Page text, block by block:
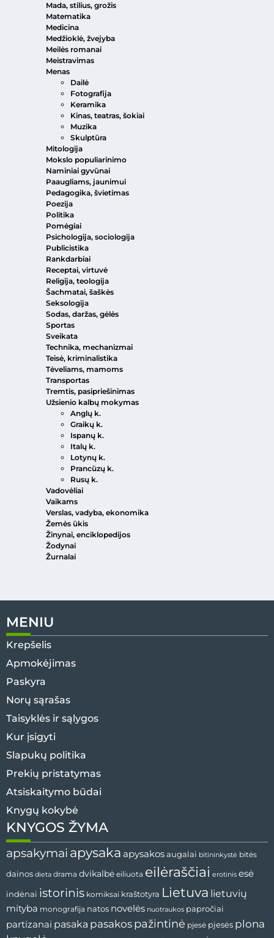
Mada, stilius, grožis
Matematika
Medicina
Medžioklė, žvejyba
Meilės romanai
Meistravimas
Menas
Dailė
Fotografija
Keramika
Kinas, teatras, šokiai
Muzika
Skulptūra
Mitologija
Mokslo populiarinimo
Naminiai gyvūnai
Paaugliams, jaunimui
Pedagogika, švietimas
Poezija
Politika
Pomėgiai
Psichologija, sociologija
Publicistika
Rankdarbiai
Receptai, virtuvė
Religija, teologija
Šachmatai, šaškės
Seksologija
Sodas, daržas, gėlės
Sportas
Sveikata
Technika, mechanizmai
Teisė, kriminalistika
Tėveliams, mamoms
Transportas
Tremtis, pasipriešinimas
Užsienio kalbų mokymas
Anglų k.
Graikų k.
Ispanų k.
Italų k.
Lotynų k.
Prancūzų k.
Rusų k.
Vadovėliai
Vaikams
Verslas, vadyba, ekonomika
Žemės ūkis
Žinynai, enciklopedijos
Žodynai
Žurnalai
MENIU
Krepšelis
Apmokėjimas
Paskyra
Norų sąrašas
Taisyklės ir sąlygos
Kur įsigyti
Slapukų politika
Prekių pristatymas
Atsiskaitymo būdai
Knygų kokybė
KNYGOS ŽYMA
apsakymai apysaka apysakos augalai bitininkystė bitės
dainos dieta drama dvikalbė eiliuota eilėraščiai erotinis esė
indėnai istorinis komiksai kraštotyra Lietuva lietuvių
mityba monografija natos novelės nuotraukos papročiai
partizanai pasaka pasakos pažintinė pjesė pjesės plona